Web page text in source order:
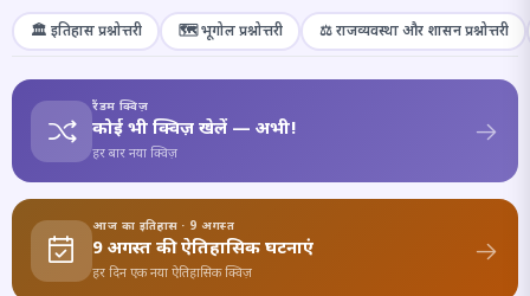
🏛️ इतिहास प्रश्नोत्तरी 🗺️ भूगोल प्रश्नोत्तरी ⚖️ राजव्यवस्था और शासन प्रश्नोत्तरी
रैंडम क्विज़
कोई भी क्विज़ खेलें — अभी!
हर बार नया क्विज़
आज का इतिहास · 9 अगस्त
9 अगस्त की ऐतिहासिक घटनाएं
हर दिन एक नया ऐतिहासिक क्विज़